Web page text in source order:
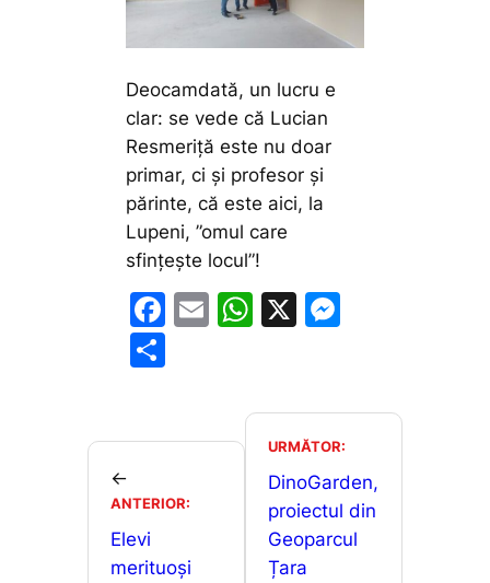
Deocamdată, un lucru e
clar: se vede că Lucian
Resmeriță este nu doar
primar, ci și profesor și
părinte, că este aici, la
Lupeni, ”omul care
sfințește locul”!
F
b
o
k
E
W
s
A
p
p
X
s
e
n
g
er
je
a
ă
←
ANTERIOR:
Elevi
merituoși
URMĂTOR:
DinoGarden,
proiectul din
Geoparcul
Țara